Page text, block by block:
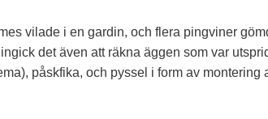
vilade i en gardin, och flera pingviner
det även att räkna äggen som var
påskfika, och pyssel i form av montering